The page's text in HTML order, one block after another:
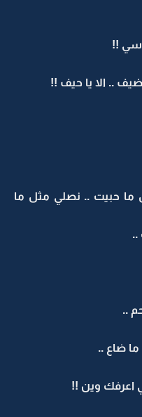
!!
.. الا يا حيف !!
ما حبيت .. نصلي مثل ما
..
..
ما ضاع ..
اعرفك وين !!